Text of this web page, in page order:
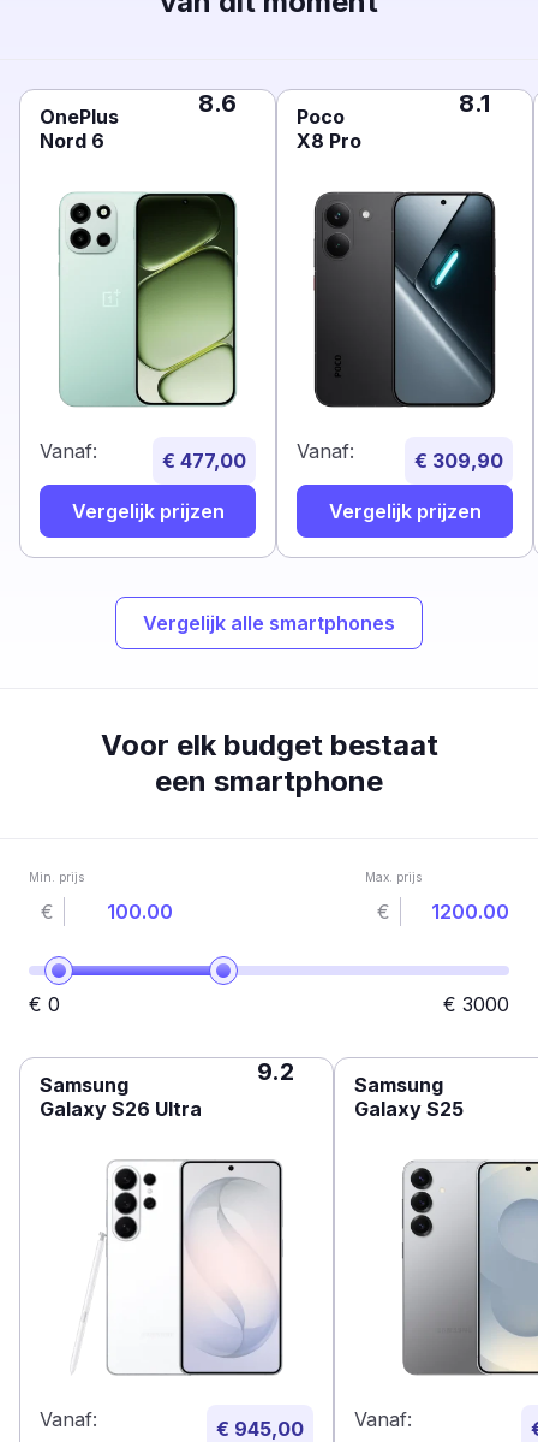
OnePlus
Nord 6
8.6
Vanaf: € 477,00
Vergelijk prijzen
Poco
X8 Pro
8.1
Vanaf: € 309,90
Vergelijk prijzen
Vergelijk alle smartphones
Voor elk budget bestaat
een smartphone
Min. prijs
€
Max. prijs
€
€ 0 € 3000
Samsung
Galaxy S26 Ultra
9.2
Vanaf: € 945,00
Samsung
Galaxy S25
Vanaf: